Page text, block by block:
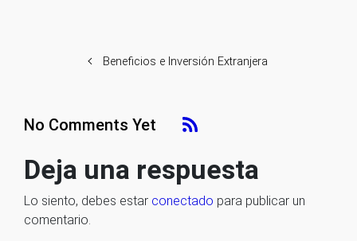
Beneficios e Inversión Extranjera
No Comments Yet
Deja una respuesta
Lo siento, debes estar conectado para publicar un
comentario.